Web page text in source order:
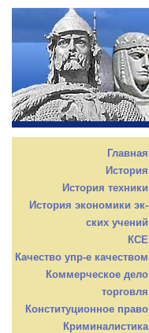
Главная
История
История техники
История экономики эк-
ских учений
КСЕ
Качество упр-е качеством
Коммерческое дело
торговля
Конституционное право
Криминалистика